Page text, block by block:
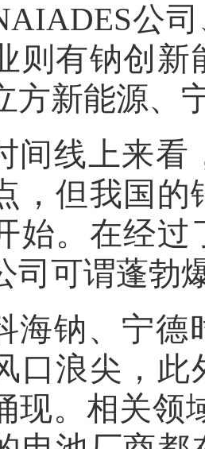
公
则有钠创
方新能源、
间线上来看
，但我国的
始。在经过
司可谓蓬勃
海钠、宁德
口浪尖，此
现。相关领